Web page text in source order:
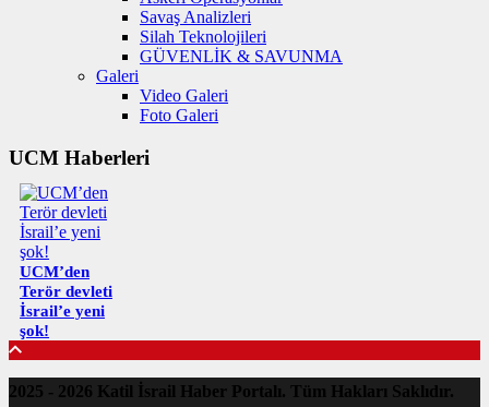
Savaş Analizleri
Silah Teknolojileri
GÜVENLİK & SAVUNMA
Galeri
Video Galeri
Foto Galeri
UCM Haberleri
UCM’den
Terör devleti
İsrail’e yeni
şok!
2025 - 2026 Katil İsrail Haber Portalı. Tüm Hakları Saklıdır.